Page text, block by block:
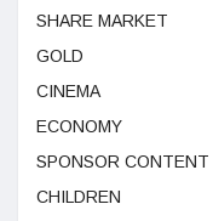
SHARE MARKET
GOLD
CINEMA
ECONOMY
SPONSOR CONTENT
CHILDREN